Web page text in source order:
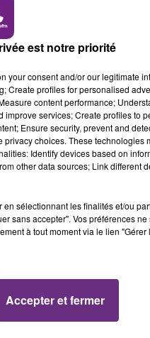
- 19h15
- CHAMPAGNE FM
zones plonges et
et d'un
obligatoire".
produits aux clients,
pour rappeler au
de prison et 30 000
en vigueur,
est notre priorité
your consent and/or our legitimate
Create profiles for personalised
content performance;
services; Create profiles to
Ensure security, prevent and
choices. These technologies
Identify devices based on
other data sources; Link different
sélectionnant les finalités et/ou
sans accepter". Vos préférences
à tout moment via le lien
Accepter et fermer